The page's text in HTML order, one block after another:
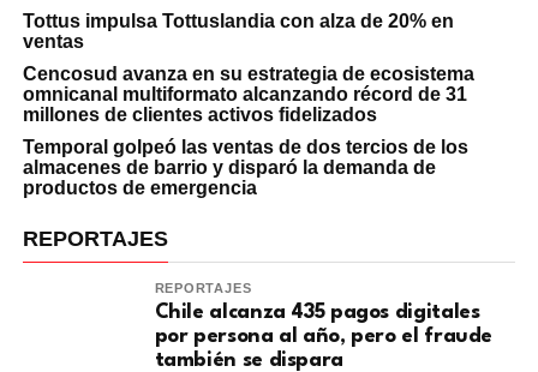
Tottus impulsa Tottuslandia con alza de 20% en
ventas
Cencosud avanza en su estrategia de ecosistema
omnicanal multiformato alcanzando récord de 31
millones de clientes activos fidelizados
Temporal golpeó las ventas de dos tercios de los
almacenes de barrio y disparó la demanda de
productos de emergencia
REPORTAJES
REPORTAJES
Chile alcanza 435 pagos digitales
por persona al año, pero el fraude
también se dispara